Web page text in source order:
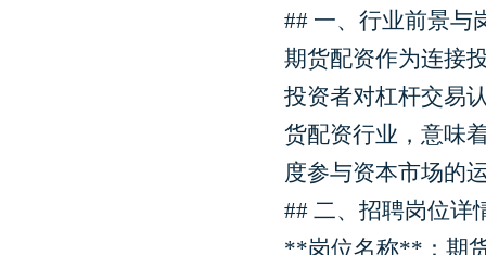
## 一、行业前景与
期货配资作为连接
投资者对杠杆交易
货配资行业，意味
度参与资本市场的
## 二、招聘岗位详
**岗位名称**：期